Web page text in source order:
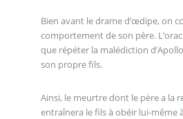
Bien avant le drame d’œdipe, on
comportement de son père.
que répéter la malédiction
son propre fils.
Ainsi, le meurtre dont le père a la
entraînera le fils à obéir lui-même